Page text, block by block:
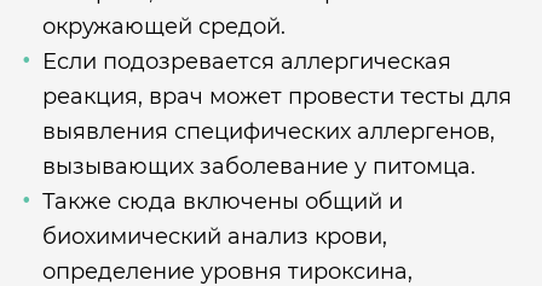
окружающей средой.
Если подозревается аллергическая
реакция, врач может провести тесты для
выявления специфических аллергенов,
вызывающих заболевание у питомца.
Также сюда включены общий и
биохимический анализ крови,
определение уровня тироксина,